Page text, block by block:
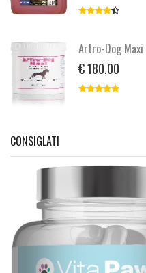
Artro-Dog Maxi
€ 180,00
CONSIGLATI